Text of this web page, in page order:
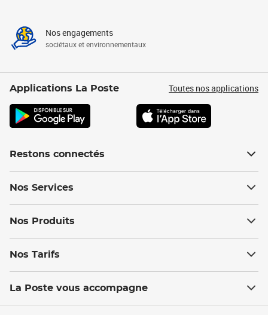
Nos engagements
sociétaux et environnementaux
Applications La Poste Toutes nos applications
Restons connectés
Nos Services
Nos Produits
Nos Tarifs
La Poste vous accompagne